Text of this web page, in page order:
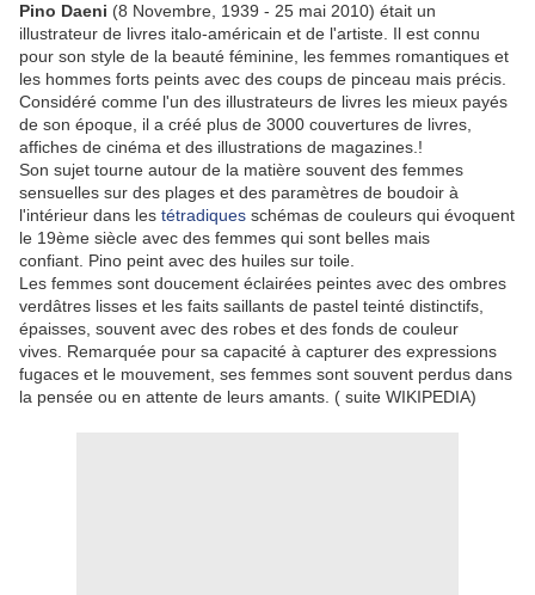
Pino Daeni (8 Novembre, 1939 - 25 mai 2010) était un
illustrateur de livres italo-américain et de l'artiste. Il est connu
pour son style de la beauté féminine, les femmes romantiques et
les hommes forts peints avec des coups de pinceau mais précis.
Considéré comme l'un des illustrateurs de livres les mieux payés
de son époque, il a créé plus de 3000 couvertures de livres,
affiches de cinéma et des illustrations de magazines.!
Son sujet tourne autour de la matière souvent des femmes
sensuelles sur des plages et des paramètres de boudoir à
l'intérieur dans les tétradiques schémas de couleurs qui évoquent
le 19ème siècle avec des femmes qui sont belles mais
confiant. Pino peint avec des huiles sur toile.
Les femmes sont doucement éclairées peintes avec des ombres
verdâtres lisses et les faits saillants de pastel teinté distinctifs,
épaisses, souvent avec des robes et des fonds de couleur
vives. Remarquée pour sa capacité à capturer des expressions
fugaces et le mouvement, ses femmes sont souvent perdus dans
la pensée ou en attente de leurs amants. ( suite WIKIPEDIA)